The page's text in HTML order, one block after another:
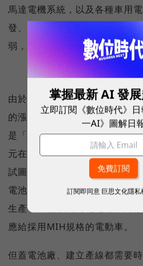
馬達電機系統，以及各種車用
發、製造和銷售。但台灣在動力
弱，仍需要日本供應鏈的協助。
由於電池占電動車整車成本約
的漲價，影響整車的製造成本
是「得電池者得天下」。今年6
元在高雄設立「台灣電芯研發
試圖將整個電池產業鏈從上游
電池芯到下游的電池包（
生產，希望以台灣電池產業鏈
應給採用MIH規格的電動車。
但蓋電池廠、建立產線都需要
掌握最新 AI 發展
立即訂閱《數位時代》
一AI》圖解日
訂閱即同意 巨思文化隱私